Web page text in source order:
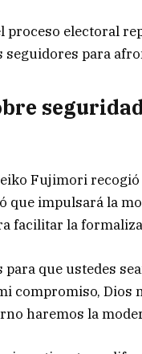
proceso electoral
seguidores para
Fujimori
que impulsará la
facilitar la
que ustedes
compromiso, Dios
haremos la